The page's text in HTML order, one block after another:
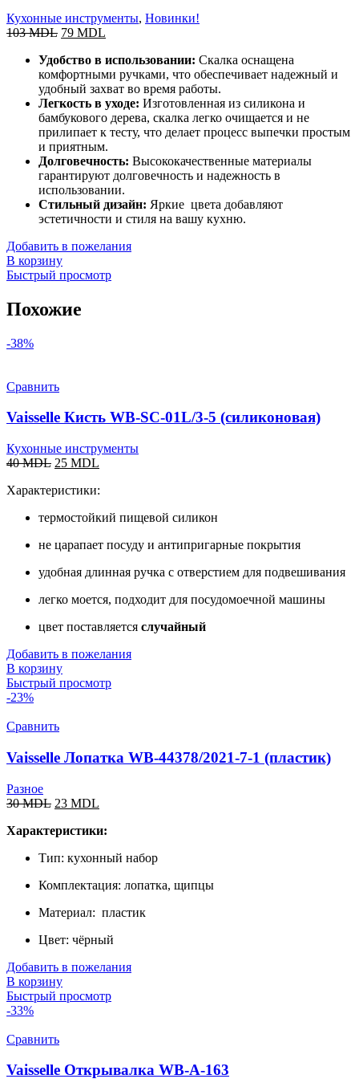
Кухонные инструменты, Новинки!
103MDL 79 MDL
Удобство в использовании: Скалка оснащена
комфортными ручками, что обеспечивает надежный и
удобный захват во время работы.
Легкость в уходе: Изготовленная из силикона и
бамбукового дерева, скалка легко очищается и не
прилипает к тесту, что делает процесс выпечки простым
и приятным.
Долговечность: Высококачественные материалы
гарантируют долговечность и надежность в
использовании.
Стильный дизайн: Яркие цвета добавляют
эстетичности и стиля на вашу кухню.
Добавить в пожелания
В корзину
Быстрый просмотр
Похожие
-38%
Сравнить
Vaisselle Кисть WB-SC-01L/3-5 (силиконовая)
Кухонные инструменты
40MDL 25 MDL
Характеристики:
термостойкий пищевой силикон
не царапает посуду и антипригарные покрытия
удобная длинная ручка с отверстием для подвешивания
легко моется, подходит для посудомоечной машины
цвет поставляется случайный
Добавить в пожелания
В корзину
Быстрый просмотр
-23%
Сравнить
Vaisselle Лопатка WB-44378/2021-7-1 (пластик)
Разное
30MDL 23 MDL
Характеристики:
Тип: кухонный набор
Комплектация: лопатка, щипцы
Материал: пластик
Цвет: чёрный
Добавить в пожелания
В корзину
Быстрый просмотр
-33%
Сравнить
Vaisselle Открывалка WB-A-163